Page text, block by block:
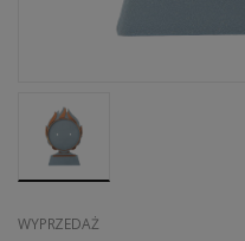
WYPRZEDAŻ